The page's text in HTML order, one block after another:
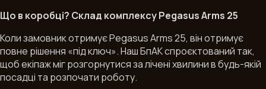
Що в коробці? Склад комплексу Pegasus Arms 25
Коли замовник отримує Pegasus Arms 25, він отримує
повне рішення «під ключ». Наш БпАК спроєктований так,
щоб екіпаж міг розгорнутися за лічені хвилини в будь-якій
посадці та розпочати роботу.